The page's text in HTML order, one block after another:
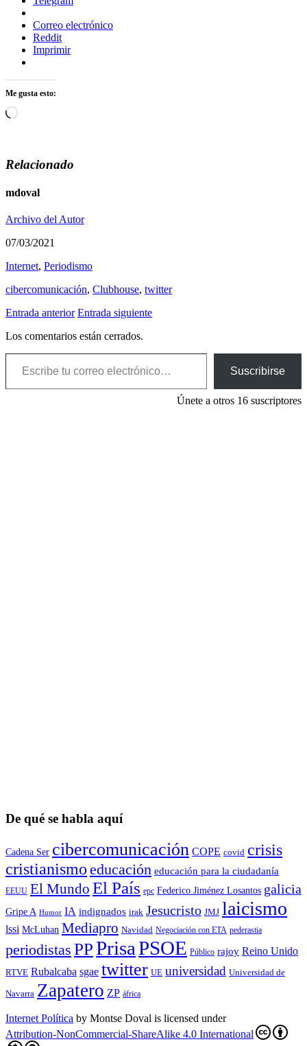
Correo electrónico
Reddit
Imprimir
Me gusta esto:
Cargando...
Relacionado
mdoval
Archivo del Autor
07/03/2021
Internet, Periodismo
cibercomunicación, Clubhouse, twitter
Entrada anterior Entrada siguiente
Los comentarios están cerrados.
Escribe tu correo electrónico…
Suscribirse
Únete a otros 16 suscriptores
De qué se habla aquí
Cadena Ser cibercomunicación COPE covid crisis
cristianismo educación educación para la ciudadaní­a
EEUU El Mundo El País epc Federico Jiménez Losantos galicia
Gripe A Humor IA indignados irak Jesucristo JMJ laicismo
lssi McLuhan Mediapro Navidad Negociación con ETA pederastia
periodistas PPPrisaPSOE Público rajoy Reino Unido
RTVE Rubalcaba sgae twitter UE universidad Universidad de
Navarra Zapatero ZP áfrica
Internet Política by Montse Doval is licensed under
Attribution-NonCommercial-ShareAlike 4.0 International